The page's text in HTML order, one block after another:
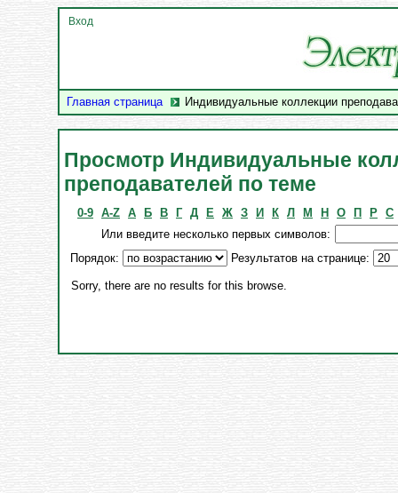
Главная страница Индивидуальные коллекции
Вход
Просмотр Индивидуальные
преподавателей по теме
0-9 A-Z А Б В Г Д Е Ж З И К Л М Н О П Р С
Или введите несколько первых символов:
Порядок:
Результатов на странице:
Sorry, there are no results for this browse.